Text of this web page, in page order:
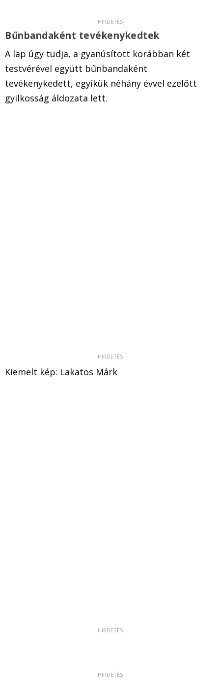
Bűnbandaként tevékenykedtek
A lap úgy tudja, a gyanúsított korábban két
testvérével együtt bűnbandaként
tevékenykedett, egyikük néhány évvel ezelőtt
gyilkosság áldozata lett.
Kiemelt kép: Lakatos Márk